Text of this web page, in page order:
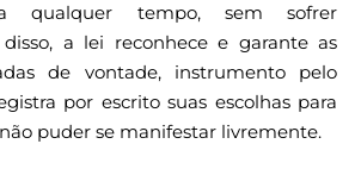
a qualquer tempo, sem sofrer
disso, a lei reconhece e garante as
de vontade, instrumento pelo
por escrito suas escolhas para
puder se manifestar livremente.